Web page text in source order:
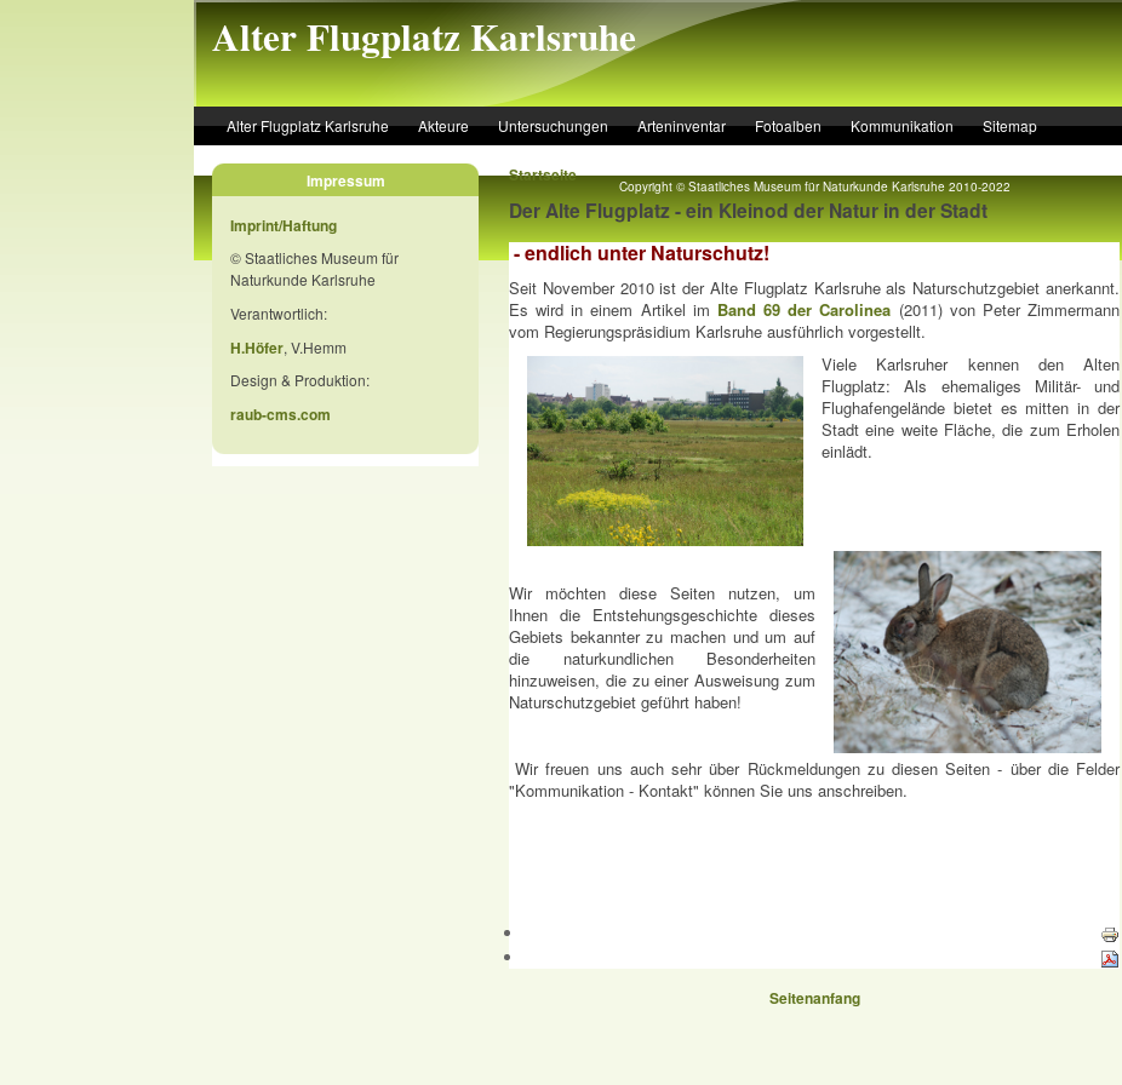
Alter Flugplatz Karlsruhe
Alter Flugplatz Karlsruhe Akteure Untersuchungen Arteninventar Fotoalben Kommunikation Sitemap
Startseite
Der Alte Flugplatz - ein Kleinod der Natur in der Stadt
- endlich unter Naturschutz!
Seit November 2010 ist der Alte Flugplatz Karlsruhe als Naturschutzgebiet anerkannt.
Es wird in einem Artikel im Band 69 der Carolinea (2011) von Peter Zimmermann
vom Regierungspräsidium Karlsruhe ausführlich vorgestellt.
Viele Karlsruher kennen den Alten
Flugplatz: Als ehemaliges Militär- und
Flughafengelände bietet es mitten in der
Stadt eine weite Fläche, die zum Erholen
einlädt.
Wir möchten diese Seiten nutzen, um
Ihnen die Entstehungsgeschichte dieses
Gebiets bekannter zu machen und um auf
die naturkundlichen Besonderheiten
hinzuweisen, die zu einer Ausweisung zum
Naturschutzgebiet geführt haben!
Wir freuen uns auch sehr über Rückmeldungen zu diesen Seiten - über die Felder
"Kommunikation - Kontakt" können Sie uns anschreiben.
Seitenanfang
Impressum
Imprint/Haftung
© Staatliches Museum für
Naturkunde Karlsruhe
Verantwortlich:
H.Höfer, V.Hemm
Design & Produktion:
raub-cms.com
Copyright © Staatliches Museum für Naturkunde Karlsruhe 2010-2022